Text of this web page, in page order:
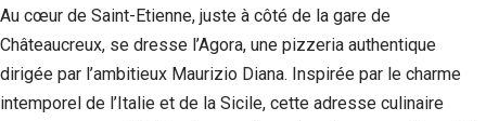
Au cœur de Saint-Etienne, juste à côté de la gare de
Châteaucreux, se dresse l’Agora, une pizzeria authentique
dirigée par l’ambitieux Maurizio Diana. Inspirée par le charme
intemporel de l’Italie et de la Sicile, cette adresse culinaire
utilisé.
Experience
Afin que notre